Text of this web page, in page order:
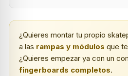
¿Quieres montar tu propio
a las rampas y módulos que
¿Quieres empezar ya con un
fingerboards completos.